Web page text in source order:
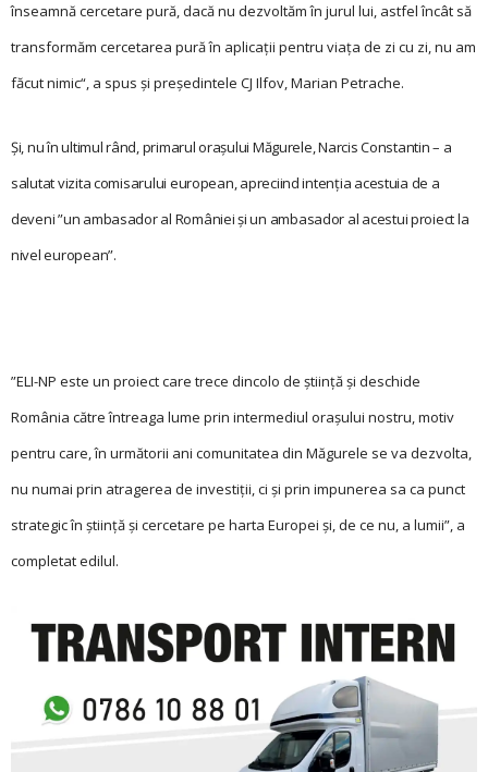
înseamnă cercetare pură, dacă nu dezvoltăm în jurul lui, astfel încât să
transformăm cercetarea pură în aplicații pentru viața de zi cu zi, nu am
făcut nimic“, a spus și președintele CJ Ilfov, Marian Petrache.
Și, nu în ultimul rând, primarul orașului Măgurele, Narcis Constantin – a
salutat vizita comisarului european, apreciind intenția acestuia de a
deveni ”un ambasador al României și un ambasador al acestui proiect la
nivel european”.
”ELI-NP este un proiect care trece dincolo de știință și deschide
România către întreaga lume prin intermediul orașului nostru, motiv
pentru care, în următorii ani comunitatea din Măgurele se va dezvolta,
nu numai prin atragerea de investiții, ci și prin impunerea sa ca punct
strategic în știință și cercetare pe harta Europei și, de ce nu, a lumii”, a
completat edilul.